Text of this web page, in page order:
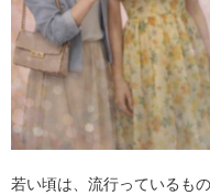
若い頃は、流行っているも